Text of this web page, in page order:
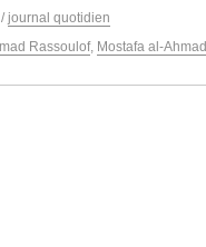
/ journal quotidien
Rassoulof, Mostafa al-Ahmad